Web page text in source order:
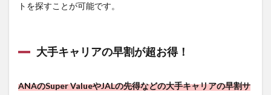
トを探すことが可能です。
大手キャリアの早割が超お得！
ANAのSuper ValueやJALの先得などの大手キャリアの早割サ